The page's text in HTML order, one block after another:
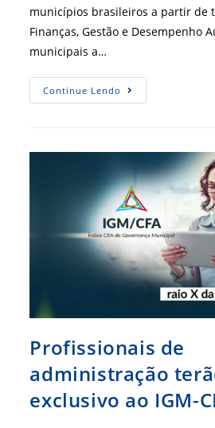
municípios brasileiros a partir de
Finanças, Gestão e Desempenho
municipais a…
Continue Lendo CFA
Promove
2020
Profissionais de
administração
exclusivo ao IGM-